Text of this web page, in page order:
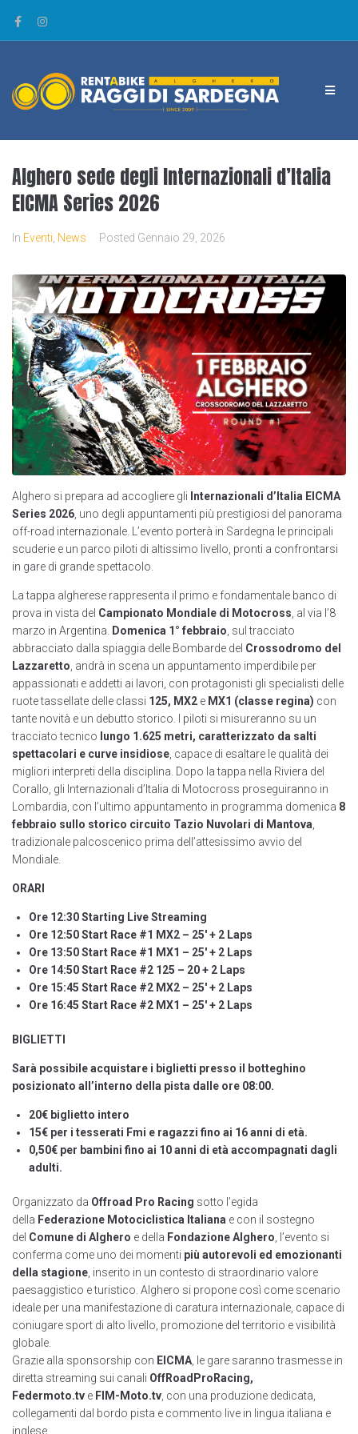
Alghero sede degli Internazionali d’Italia
EICMA Series 2026
In Eventi News Posted Gennaio 29, 2026
Alghero si prepara ad accogliere gli Internazionali d’Italia EICMA
Series 2026, uno degli appuntamenti più prestigiosi del panorama
off-road internazionale. L’evento porterà in Sardegna le principali
scuderie e un parco piloti di altissimo livello, pronti a confrontarsi
in gare di grande spettacolo.
La tappa algherese rappresenta il primo e fondamentale banco di
prova in vista del Campionato Mondiale di Motocross, al via l’8
marzo in Argentina. Domenica 1° febbraio, sul tracciato
abbracciato dalla spiaggia delle Bombarde del Crossodromo del
Lazzaretto, andrà in scena un appuntamento imperdibile per
appassionati e addetti ai lavori, con protagonisti gli specialisti delle
ruote tassellate delle classi 125, MX2 e MX1 (classe regina) con
tante novità e un debutto storico. I piloti si misureranno su un
tracciato tecnico lungo 1.625 metri, caratterizzato da salti
spettacolari e curve insidiose, capace di esaltare le qualità dei
migliori interpreti della disciplina. Dopo la tappa nella Riviera del
Corallo, gli Internazionali d’Italia di Motocross proseguiranno in
Lombardia, con l’ultimo appuntamento in programma domenica 8
febbraio sullo storico circuito Tazio Nuvolari di Mantova,
tradizionale palcoscenico prima dell’attesissimo avvio del
Mondiale.
ORARI
Ore 12:30 Starting Live Streaming
Ore 12:50 Start Race #1 MX2 – 25′ + 2 Laps
Ore 13:50 Start Race #1 MX1 – 25′ + 2 Laps
Ore 14:50 Start Race #2 125 – 20 + 2 Laps
Ore 15:45 Start Race #2 MX2 – 25′ + 2 Laps
Ore 16:45 Start Race #2 MX1 – 25′ + 2 Laps
BIGLIETTI
Sarà possibile acquistare i biglietti presso il botteghino
posizionato all’interno della pista dalle ore 08:00.
20€ biglietto intero
15€ per i tesserati Fmi e ragazzi fino ai 16 anni di età.
0,50€ per bambini fino ai 10 anni di etàaccompagnati dagli
adulti.
Organizzato da Offroad Pro Racing sotto l’egida
della Federazione Motociclistica Italiana e con il sostegno
del Comune di Alghero e della Fondazione Alghero, l’evento si
conferma come uno dei momenti più autorevoli ed emozionanti
della stagione, inserito in un contesto di straordinario valore
paesaggistico e turistico. Alghero si propone così come scenario
ideale per una manifestazione di caratura internazionale, capace di
coniugare sport di alto livello, promozione del territorio e visibilità
globale.
Grazie alla sponsorship con EICMA, le gare saranno trasmesse in
diretta streaming sui canali OffRoadProRacing,
Federmoto.tv e FIM-Moto.tv, con una produzione dedicata,
collegamenti dal bordo pista e commento live in lingua italiana e
inglese.